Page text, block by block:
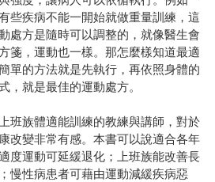
些疾病不能一開始就做重量訓練，這
處方是隨時可以調整的，就像醫生會
箋，運動也一樣。那怎麼樣知道最適
單的方法就是先執行，再依照身體的
，就是最佳的運動處方。
班族體適能訓練的教練與講師，對於
改變非常有感。本書可以說適合各年
度運動可延緩退化；上班族能改善長
慢性病患者可藉由運動減緩疾病惡